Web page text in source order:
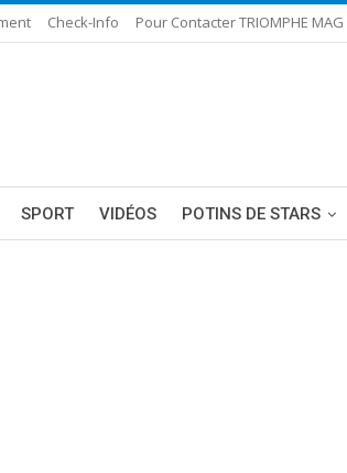
Check-Info Pour Contacter TRIOMPHE MAG
SPORT VIDÉOS POTINS DE STARS